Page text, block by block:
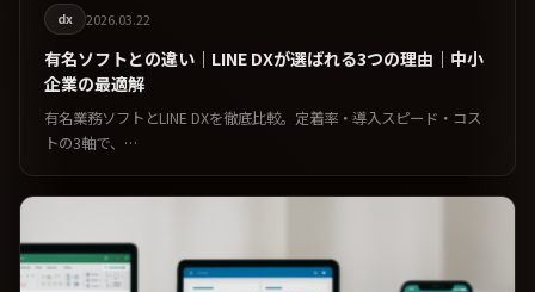
dx 2026.03.22
有名ソフトとの違い｜LINE DXが選ばれる3つの理由｜中小
企業の最適解
有名業務ソフトとLINE DXを徹底比較。定着率・導入スピード・コス
トの3軸で、…